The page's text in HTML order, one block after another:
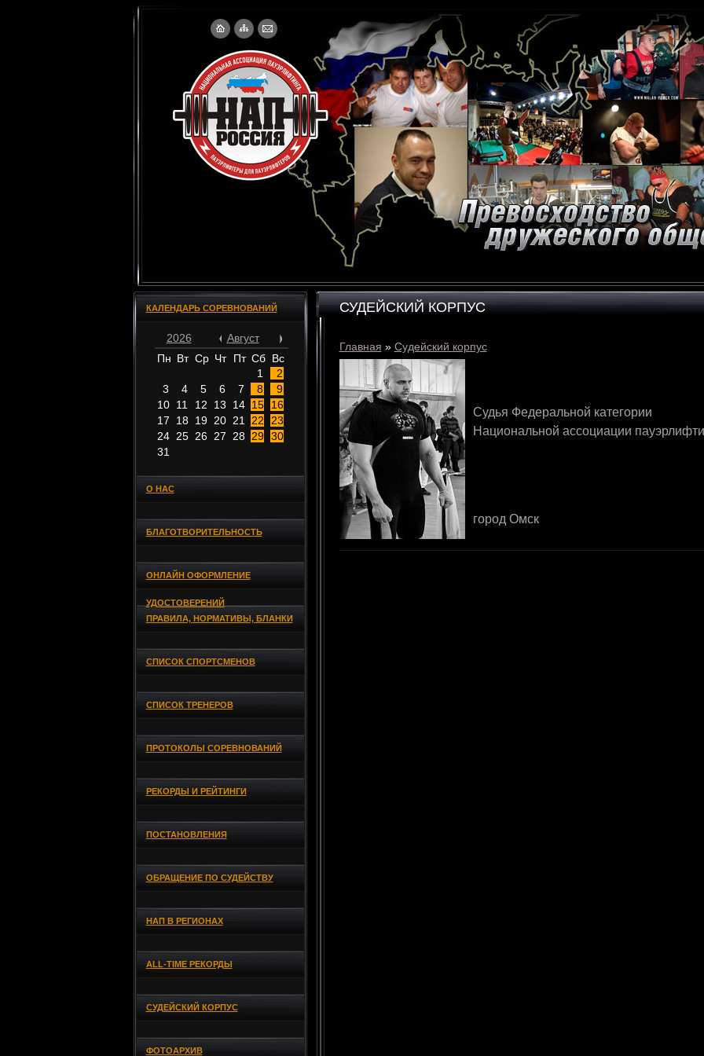
КАЛЕНДАРЬ СОРЕВНОВАНИЙ
2026
Август
Пн Вт Ср Чт Пт Сб Вс
1
2
3
4 5 6 7 8
9
10 11 12 13 14 15
16
17
18 19 20 21 22
23
24 25 26 27 28 29 30
31
О НАС
БЛАГОТВОРИТЕЛЬНОСТЬ
ОНЛАЙН ОФОРМЛЕНИЕ
УДОСТОВЕРЕНИЙ
ПРАВИЛА, НОРМАТИВЫ, БЛАНКИ
СПИСОК СПОРТСМЕНОВ
СПИСОК ТРЕНЕРОВ
ПРОТОКОЛЫ СОРЕВНОВАНИЙ
РЕКОРДЫ И РЕЙТИНГИ
ПОСТАНОВЛЕНИЯ
ОБРАЩЕНИЕ ПО СУДЕЙСТВУ
НАП В РЕГИОНАХ
ALL-TIME РЕКОРДЫ
СУДЕЙСКИЙ КОРПУС
ФОТОАРХИВ
СУДЕЙСКИЙ КОРПУС
Главная » Судейский корпус
Судья Федеральной категории
Национальной ассоциации
город Омск